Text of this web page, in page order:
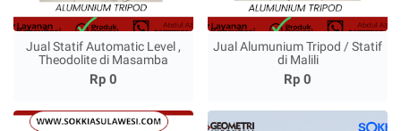
Jual Statif Automatic Level ,
Theodolite di Masamba
Rp 0
Jual Alumunium Tripod / Statif
di Malili
Rp 0